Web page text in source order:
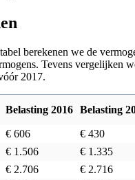
berekenen we de
Tevens vergelijken
2017.
Belasting 2016 Belasting
€ 606 € 430
€ 1.506 € 1.335
€ 2.706 € 2.716